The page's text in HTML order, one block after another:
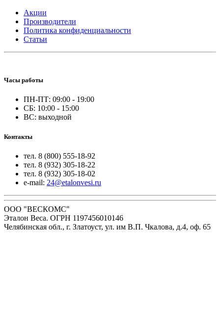
Акции
Производители
Политика конфиденциальности
Статьи
Часы работы
ПН-ПТ: 09:00 - 19:00
СБ: 10:00 - 15:00
ВС: выходной
Контакты
тел. 8 (800) 555-18-92
тел. 8 (932) 305-18-22
тел. 8 (932) 305-18-02
e-mail: 24@etalonvesi.ru
ООО "ВЕСКОМС"
Эталон Веса. ОГРН 1197456010146
Челябинская обл., г. Златоуст, ул. им В.П. Чкалова, д.4, оф. 65